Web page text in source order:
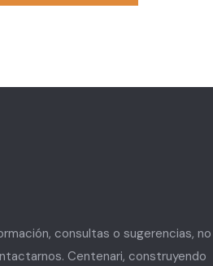
consultas o sugerencias, no
Centenari, construyendo